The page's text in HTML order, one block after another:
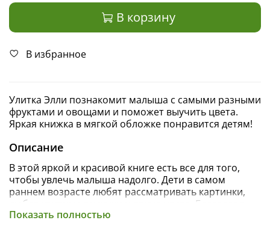
В корзину
В избранное
Улитка Элли познакомит малыша с самыми разными
фруктами и овощами и поможет выучить цвета.
Яркая книжка в мягкой обложке понравится детям!
Описание
В этой яркой и красивой книге есть все для того,
чтобы увлечь малыша надолго. Дети в самом
раннем возрасте любят рассматривать картинки,
любят крупные рисунки и яркие цвета. Благодаря
приключениям улитки Элли малыш сможет
Показать полностью